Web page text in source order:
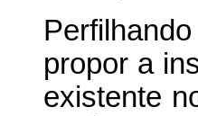
propor a
existente